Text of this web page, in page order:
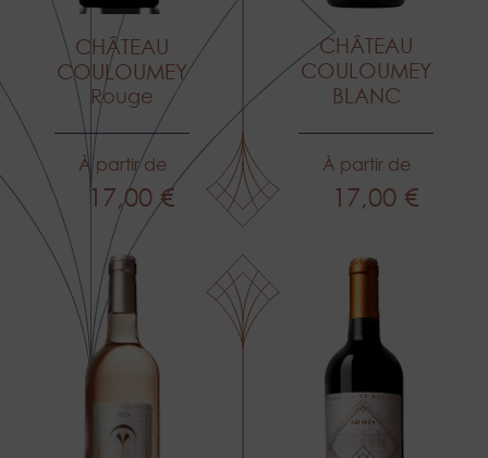
CHÂTEAU
COULOUMEY
Rouge
Prix
À partir de
17,00 €
CHÂTEAU
COULOUMEY
BLANC
Prix
À partir de
17,00 €